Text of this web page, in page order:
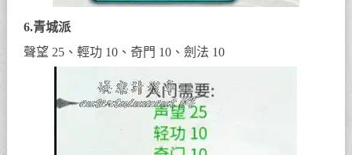
6.青城派
聲望 25、輕功 10、奇門 10、劍法 10